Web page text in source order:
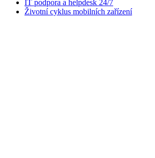
IT podpora a helpdesk 24/7
Životní cyklus mobilních zařízení